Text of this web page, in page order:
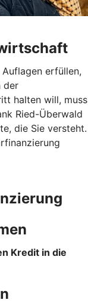
erfüllen,
der
halten will, muss
Ried-Überwald
die Sie versteht.
Kredit in die